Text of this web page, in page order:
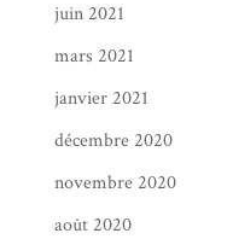
juin 2021
mars 2021
janvier 2021
décembre 2020
novembre 2020
août 2020